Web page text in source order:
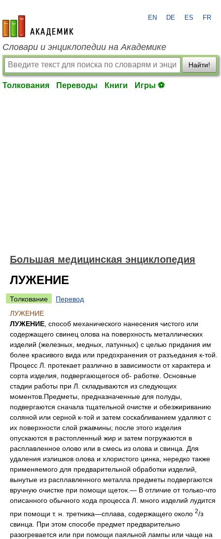
academic.ru
EN DE ES FR
Словари и энциклопедии на Академике
Найти!
Толкования Переводы Книги Игры ⚽
Большая медицинская энциклопедия
ЛУЖЕНИЕ
Толкование
Перевод
ЛУЖЕНИЕ
ЛУЖЕНИЕ , способ механического нанесения чистого или
содержащего свинец олова на поверхность металлических
изделий (железных, медных, латунных) с целью придания им
более красивого вида или предохранения от разъедания к-той.
Процесс Л. протекает различно в зависимости от характера и
сорта изделия, подвергающегося об- работке. Основные
стадии работы при Л. складываются из следующих
моментов.Предметы, предназначенные для полуды,
подвергаются сначала тщательной очистке и обезжириванию
соляной или серной к-той и затем соскабливанием удаляют с
их поверхности слой ржавчины; после этого изделия
опускаются в растопленный жир и затем погружаются в
расплавленное олово или в смесь из олова и свинца. Для
удаления излишков олова и хлористого цинка, нередко также
применяемого для предварительной обработки изделий,
вынутые из расплавленного металла предметы подвергаются
вручную очистке при помощи щеток.— В отличие от только-что
описанного обычного хода процесса Л. много изделий лудится
при помощи т. н. третника—сплава, содержащего около 2/з
свинца. При этом способе предмет предварительно
разогревается или при помощи паяльной лампы или чаще на